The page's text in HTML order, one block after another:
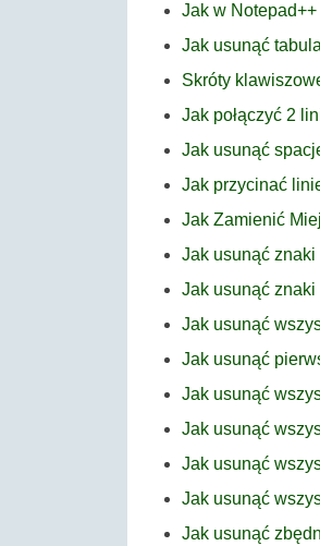
Jak w
Jak usunąć
Skróty
Jak połączyć 2
Jak usunąć
Jak przycinać
Jak Zamienić
Jak usunąć
Jak usunąć
Jak usunąć
Jak usunąć
Jak usunąć
Jak usunąć
Jak usunąć
Jak usunąć
Jak usunąć